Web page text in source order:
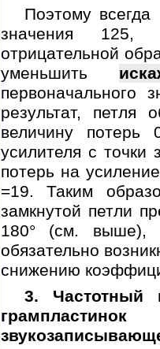
Поэтому
значения 125,
отрицательной
уменьшить
первоначального
результат, петля
величину
усилителя с точки
потерь на
=19. Таким
замкнутой петли
180° (см. выше),
обязательно
снижению
3. Частотный